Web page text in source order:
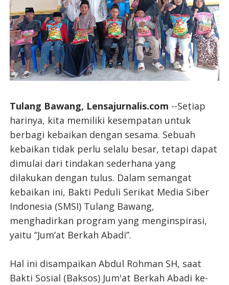
Tulang Bawang, Lensajurnalis.com --Setiap
harinya, kita memiliki kesempatan untuk
berbagi kebaikan dengan sesama. Sebuah
kebaikan tidak perlu selalu besar, tetapi dapat
dimulai dari tindakan sederhana yang
dilakukan dengan tulus. Dalam semangat
kebaikan ini, Bakti Peduli Serikat Media Siber
Indonesia (SMSI) Tulang Bawang,
menghadirkan program yang menginspirasi,
yaitu “Jum’at Berkah Abadi”.
Hal ini disampaikan Abdul Rohman SH, saat
Bakti Sosial (Baksos) Jum'at Berkah Abadi ke-